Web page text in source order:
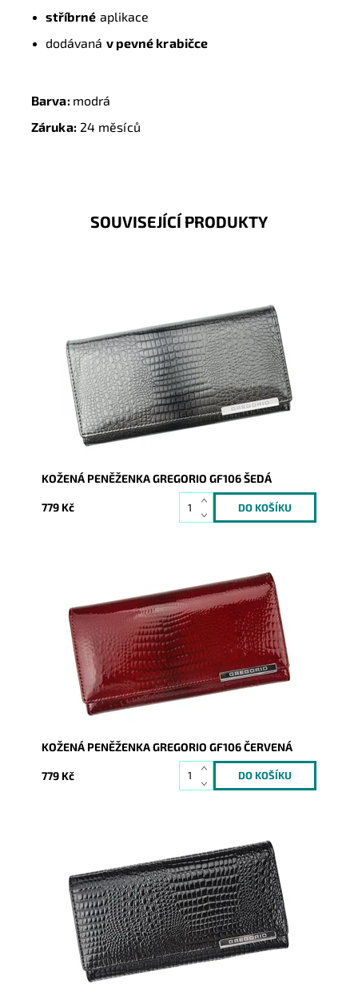
stříbrné aplikace
dodávaná v pevné krabičce
Barva: modrá
Záruka:24 měsíců
SOUVISEJÍCÍ PRODUKTY
Šedá Gregorio peněženka s hladkým lesklým
povrchem, který je strukturován do hadí kůže.
Dostupnost:
Skladem
8810
Značka:
Gregorio
Záruka:
2 roky
KOŽENÁ PENĚŽENKA GREGORIO GF106 ŠEDÁ
779 Kč
Červená Gregorio peněženka s hladkým lesklým
povrchem, který je strukturován do hadí kůže.
Dostupnost:
Skladem
8811
Značka:
Gregorio
Záruka:
2 roky
KOŽENÁ PENĚŽENKA GREGORIO GF106 ČERVENÁ
779 Kč
Černá Gregorio peněženka s hladkým lesklým
povrchem, který je strukturován do hadí kůže.
Dostupnost:
Skladem
8812
Značka:
Gregorio
Záruka:
2 roky